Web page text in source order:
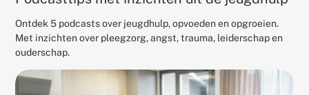
Ontdek 5 podcasts over jeugdhulp, opvoeden en opgroeien.
Met inzichten over pleegzorg, angst, trauma, leiderschap en
ouderschap.